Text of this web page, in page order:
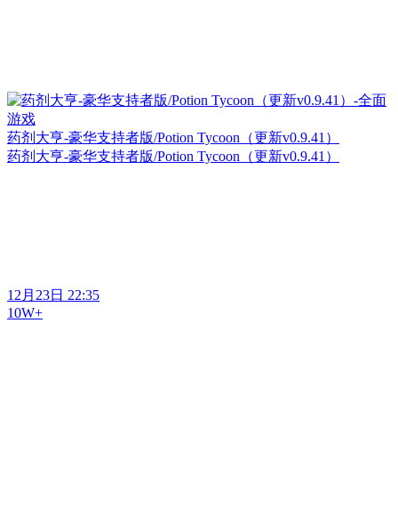
药剂大亨-豪华支持者版/Potion Tycoon（更新v0.9.41）
药剂大亨-豪华支持者版/Potion Tycoon（更新v0.9.41）
12月23日 22:35
10W+